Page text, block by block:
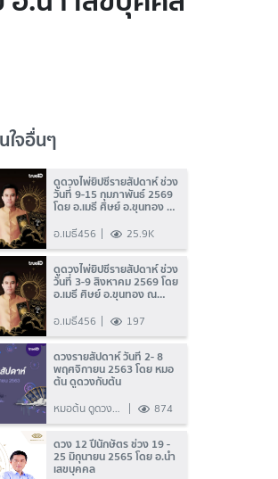
ใจอื่นๆ
ดูดวงไพ่ยิปซีรายสัปดาห์ ช่วง
วันที่ 9-15 กุมภาพันธ์ 2569
โดย อ.เมธี ศิษย์ อ.ขุนทอง ณ
อ.เมธี456 25.9K
ดูดวงไพ่ยิปซีรายสัปดาห์ ช่วง
วันที่ 3-9 สิงหาคม 2569 โดย
อ.เมธี ศิษย์ อ.ขุนทอง ณ
อ.เมธี456 197
ดวงรายสัปดาห์ วันที่ 2- 8
พฤศจิกายน 2563 โดย หมอ
ต้น ดูดวงกับต้น
หมอต้น ดูดวง
กับต้น
874
ดวง 12 ปีนักษัตร ช่วง 19 -
25 มิถุนายน 2565 โดย อ.นำ
เสขบุคคล